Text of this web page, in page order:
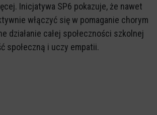
Inicjatywa SP6 pokazuje, że nawet
włączyć się w pomaganie chorym
działanie całej społeczności szkolnej
społeczną i uczy empatii.